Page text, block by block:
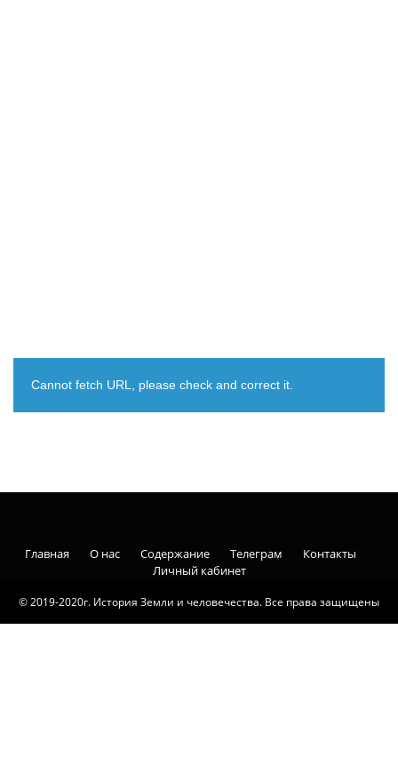
Cannot fetch URL, please check and correct it.
© 2019-2020г. История Земли и человечества. Все права защищены
Главная О нас Содержание Телеграм
Контакты
Личный кабинет